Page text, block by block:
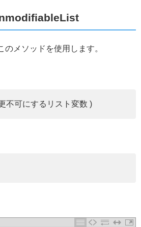
メソッドを使用します。
不可にするリスト変数 )